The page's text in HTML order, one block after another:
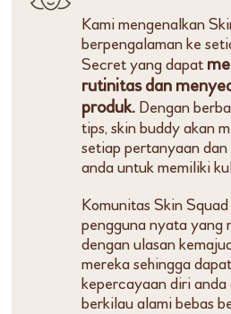
Kami mengenalkan
berpengalaman ke
Secret yang dapat
rutinitas dan
produk. Dengan
tips, skin buddy akan
setiap pertanyaan
anda untuk memiliki
Komunitas Skin
pengguna nyata yang
dengan ulasan
mereka sehingga
kepercayaan diri
berkilau alami bebas